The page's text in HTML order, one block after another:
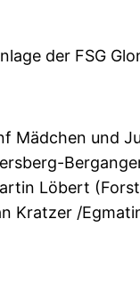
der FSG
Mädchen und
Löbert
Kratzer /